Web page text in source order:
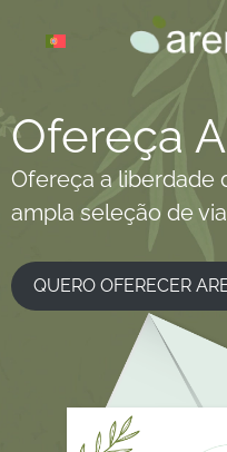
Ofereça
Ofereça a liberdade
ampla seleção de
QUERO OFERECER